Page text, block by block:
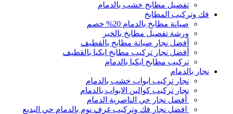
تفصيل مطابخ خشب بالدمام
فك وتركيب المطابخ
صيانة مطابخ بالدمام 20% خصم
ورشة تفصيل مطابخ بالخبر
أفضل نجار صيانة مطابخ بالقطيف
أفضل نجار تركيب مطابخ ايكيا بالقطيف
تركيب مطابخ ايكيا بالدمام
نجار بالدمام
نجار تركيب ابواب خشب بالدمام
نجار تركيب كوالين الابواب بالدمام
أفضل نجار حي الناصرية الدمام
افضل نجار فك وتركيب غرف نوم بالدمام حي البديع